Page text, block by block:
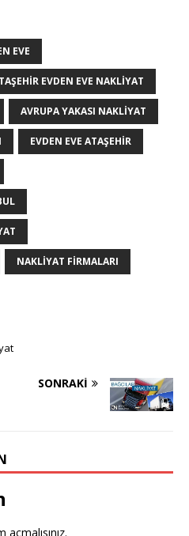
EVE
EVDEN EVE NAKLIYAT
AVRUPA YAKASI NAKLIYAT
EVDEN EVE ATAŞEHIR
NAKLIYAT FIRMALARI
SONRAKI
açmalısınız.